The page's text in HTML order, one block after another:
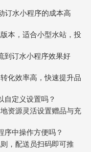
订水小程序的成本高
本，适合小型水站，投
到订水小程序效果好
化效率高，快速提升品
自定义设置吗？
资源灵活设置赠品与充
序中操作方便吗？
，配送员扫码即可推